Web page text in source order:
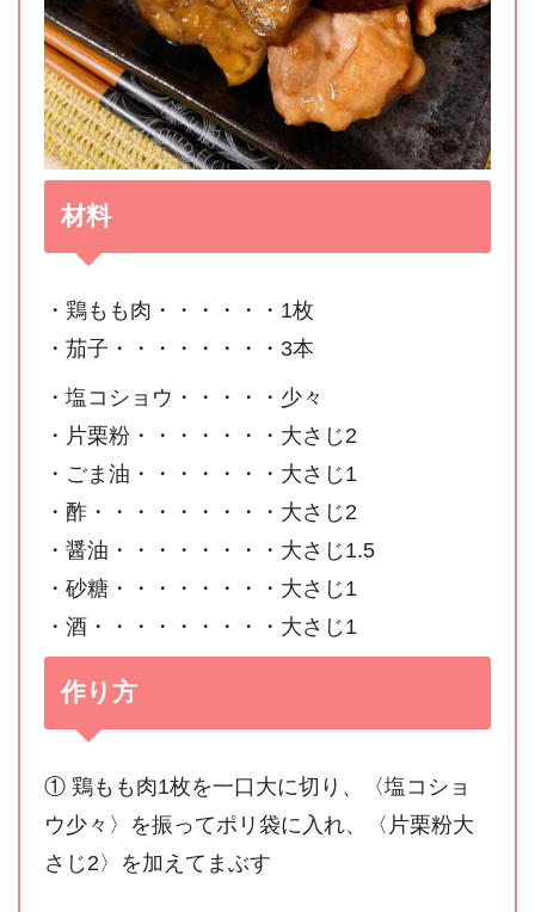
材料
・鶏もも肉・・・・・・1枚
・茄子・・・・・・・・3本
・塩コショウ・・・・・少々
・片栗粉・・・・・・・大さじ2
・ごま油・・・・・・・大さじ1
・酢・・・・・・・・・大さじ2
・醤油・・・・・・・・大さじ1.5
・砂糖・・・・・・・・大さじ1
・酒・・・・・・・・・大さじ1
作り方
① 鶏もも肉1枚を一口大に切り、〈塩コショ
ウ少々〉を振ってポリ袋に入れ、〈片栗粉大
さじ2〉を加えてまぶす